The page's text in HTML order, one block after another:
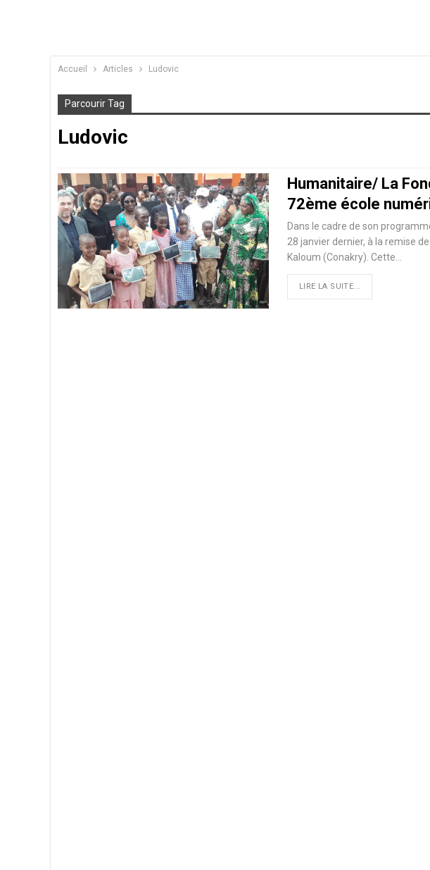
Accueil Articles Ludovic
Parcourir Tag
Ludovic
Humanitaire/ La
72ème école
Dans le cadre de son
28 janvier dernier, à la remise
Kaloum (Conakry). Cette
LIRE LA SUITE...